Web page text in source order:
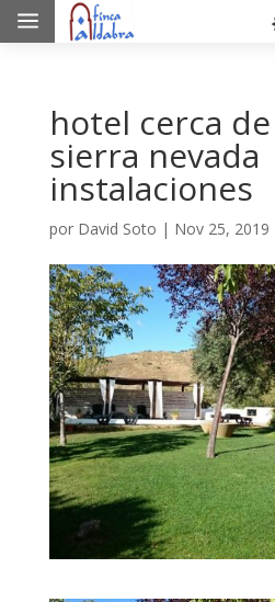
a
hotel cerca
sierra nevada
instalaciones
por David Soto | Nov 25, 2019